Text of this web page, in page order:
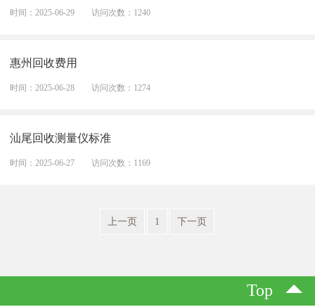
时间：2025-06-29 访问次数：1240
惠州回收费用
时间：2025-06-28 访问次数：1274
汕尾回收测量仪标准
时间：2025-06-27 访问次数：1169
上一页 1 下一页
Top